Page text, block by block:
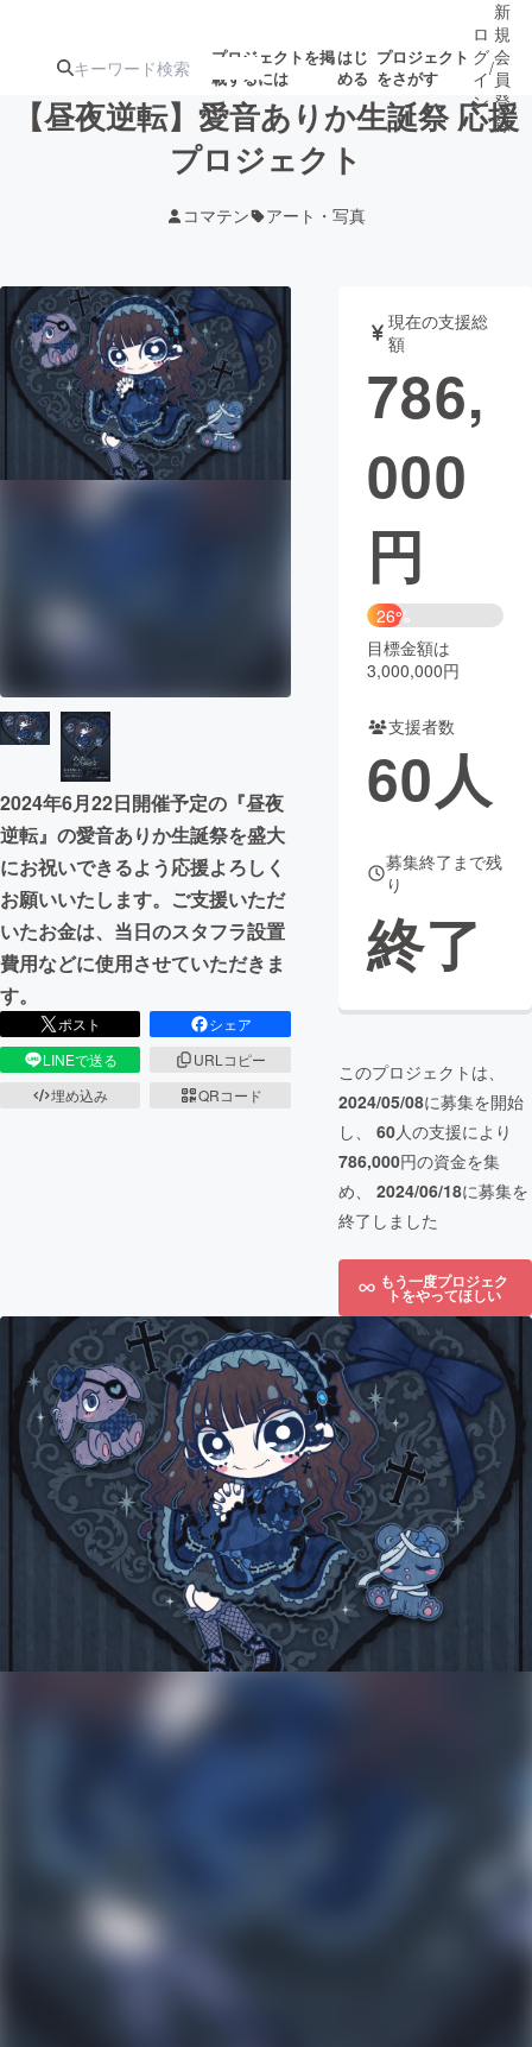
プロジェクトを掲
載するには
はじ
める
プロジェクト
をさがす
ジェクト
募集終了が近いプ
ロジェクト
アート・写真 音楽
テクノロジー・ガジェット ゲーム・サ
映像・映画
CAMPFIRE Creation
コミュニティ
ロ
グ
イ
ン
/
新
規
会
員
登
録
【昼夜逆転】愛音ありか生誕祭 応援
プロジェクト
コマテン アート・写真
2024年6月22日開催予定の『昼夜
逆転』の愛音ありか生誕祭を盛大
にお祝いできるよう応援よろしく
お願いいたします。ご支援いただ
いたお金は、当日のスタフラ設置
費用などに使用させていただきま
す。
ポスト
シェア
LINEで送る
URLコピー
埋め込み
QRコード
現在の支援総
額
786,
000
円
26%
目標金額は
3,000,000円
支援者数
60人
募集終了まで残
り
終了
このプロジェクトは、
2024/05/08に募集を開始
し、 60人の支援により
786,000円の資金を集
め、 2024/06/18に募集を
終了しました
もう一度プロジェク
トをやってほしい